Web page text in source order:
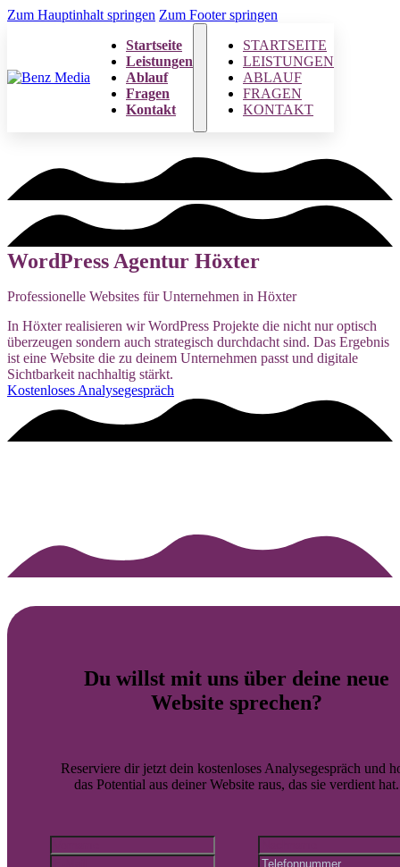
Zum Hauptinhalt springen Zum Footer springen
Startseite
Leistungen
Ablauf
Fragen
Kontakt
STARTSEITE
LEISTUNGEN
ABLAUF
FRAGEN
KONTAKT
WordPress Agentur Höxter
Professionelle Websites für Unternehmen in Höxter
In Höxter realisieren wir WordPress Projekte die nicht nur optisch
überzeugen sondern auch strategisch durchdacht sind. Das Ergebnis
ist eine Website die zu deinem Unternehmen passt und digitale
Sichtbarkeit nachhaltig stärkt.
Kostenloses Analysegespräch
Du willst mit uns über deine neue
Website sprechen?
Reserviere dir jetzt dein kostenloses Analysegespräch und
das Potential aus deiner Website raus, das sie verdient hat.